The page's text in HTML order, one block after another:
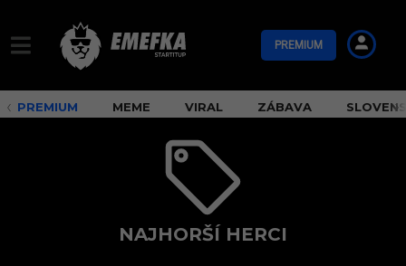
PREMIUM
PREMIUM MEME VIRAL ZÁBAVA
NAJHORŠÍ HERCI